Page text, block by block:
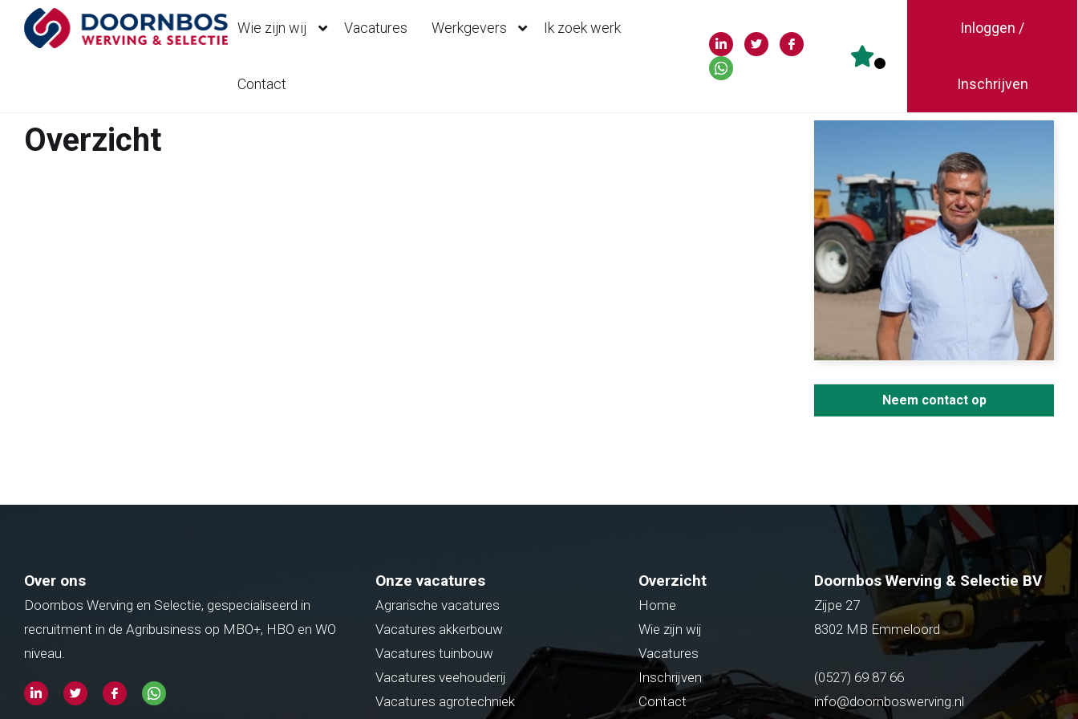
Wie zijn wij Vacatures Werkgevers Ik zoek werk
Contact
Inloggen /
Inschrijven
Overzicht
Neem contact op
Over ons
Doornbos Werving en Selectie, gespecialiseerd in
recruitment in de Agribusiness op MBO+, HBO en WO
niveau.
Onze vacatures
Agrarische vacatures
Vacatures akkerbouw
Vacatures tuinbouw
Vacatures veehouderij
Vacatures agrotechniek
Overzicht
Home
Wie zijn wij
Vacatures
Inschrijven
Contact
Doornbos Werving & Selectie BV
Zijpe 27
8302 MB Emmeloord
(0527) 69 87 66
info@doornboswerving.nl